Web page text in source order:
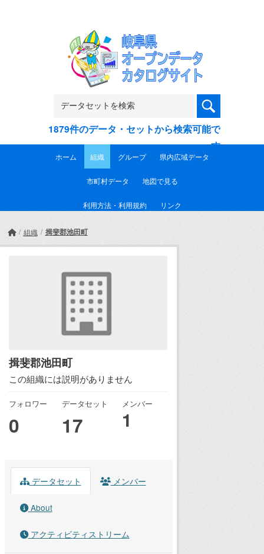
1879件のデータ・セットから検索可能で
す
ホーム 組織 グループ 県内広域データ
市町村データ 地図で見る
利用方法・利用規約 リンク
組織 揖斐郡池田町
揖斐郡池田町
この組織には説明がありません
フォロワー
0
データセット
17
メンバー
1
データセット メンバー
About
アクティビティストリーム